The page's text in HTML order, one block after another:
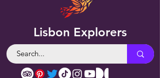
Lisbon Explorers